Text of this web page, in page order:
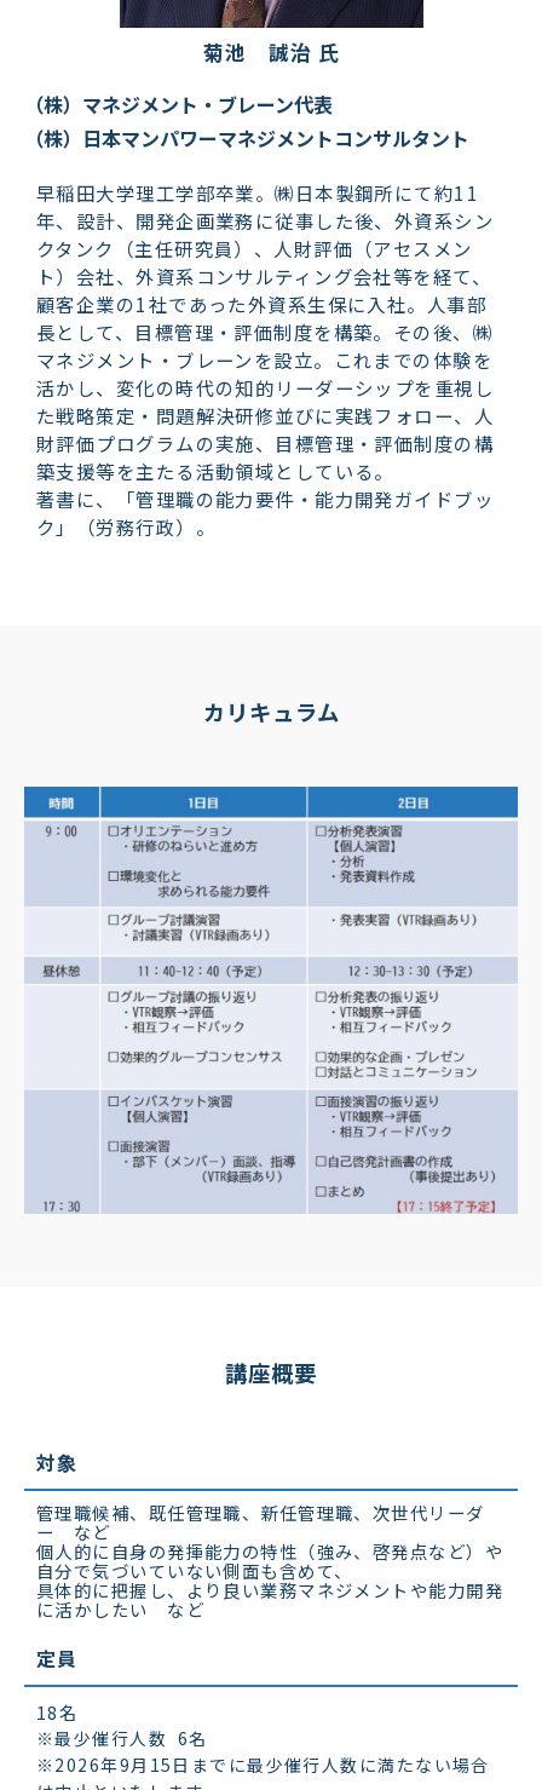
菊池　誠治 氏
（株）マネジメント・ブレーン代表
（株）日本マンパワーマネジメントコンサルタント
早稲田大学理工学部卒業。㈱日本製鋼所にて約11
年、設計、開発企画業務に従事した後、外資系シン
クタンク（主任研究員）、人財評価（アセスメン
ト）会社、外資系コンサルティング会社等を経て、
顧客企業の1社であった外資系生保に入社。人事部
長として、目標管理・評価制度を構築。その後、㈱
マネジメント・ブレーンを設立。これまでの体験を
活かし、変化の時代の知的リーダーシップを重視し
た戦略策定・問題解決研修並びに実践フォロー、人
財評価プログラムの実施、目標管理・評価制度の構
築支援等を主たる活動領域としている。
著書に、「管理職の能力要件・能力開発ガイドブッ
ク」（労務行政）。
カリキュラム
講座概要
対象
管理職候補、既任管理職、新任管理職、次世代リーダ
ー など
個人的に自身の発揮能力の特性（強み、啓発点など）や
自分で気づいていない側面も含めて、
具体的に把握し、より良い業務マネジメントや能力開発
に活かしたい など
定員
18名
※最少催行人数 6名
※2026年9月15日までに最少催行人数に満たない場合